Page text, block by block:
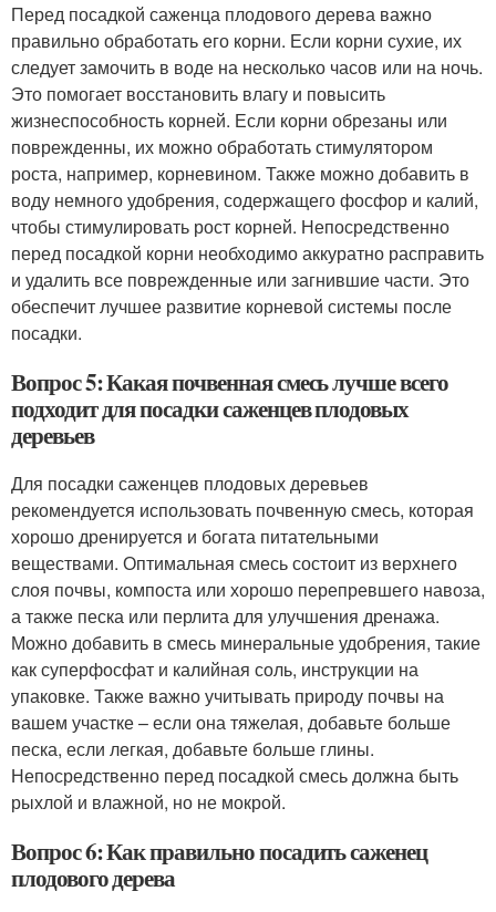
Перед посадкой саженца плодового дерева важно
правильно обработать его корни. Если корни сухие, их
следует замочить в воде на несколько часов или на ночь.
Это помогает восстановить влагу и повысить
жизнеспособность корней. Если корни обрезаны или
поврежденны, их можно обработать стимулятором
роста, например, корневином. Также можно добавить в
воду немного удобрения, содержащего фосфор и калий,
чтобы стимулировать рост корней. Непосредственно
перед посадкой корни необходимо аккуратно расправить
и удалить все поврежденные или загнившие части. Это
обеспечит лучшее развитие корневой системы после
посадки.
Вопрос 5: Какая почвенная смесь лучше всего
подходит для посадки саженцев плодовых
деревьев
Для посадки саженцев плодовых деревьев
рекомендуется использовать почвенную смесь, которая
хорошо дренируется и богата питательными
веществами. Оптимальная смесь состоит из верхнего
слоя почвы, компоста или хорошо перепревшего навоза,
а также песка или перлита для улучшения дренажа.
Можно добавить в смесь минеральные удобрения, такие
как суперфосфат и калийная соль, инструкции на
упаковке. Также важно учитывать природу почвы на
вашем участке – если она тяжелая, добавьте больше
песка, если легкая, добавьте больше глины.
Непосредственно перед посадкой смесь должна быть
рыхлой и влажной, но не мокрой.
Вопрос 6: Как правильно посадить саженец
плодового дерева